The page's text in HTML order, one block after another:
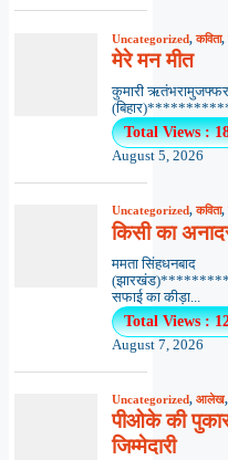
Uncategorized,कविता,
मेरे मन मीत
कुमारी
Total Views :
August 5, 2026
Uncategorized,कविता,
किसी का
ममता सिंहधनबाद
सफाई का कीड़ा...
Total Views :
August 7, 2026
Uncategorized, आलेख
पीओके की
जिम्मेदारी